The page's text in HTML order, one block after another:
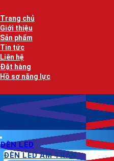
qua
nội
dung
Trang chủ
Giới thiệu
Sản phẩm
Tin tức
Liên hệ
Đặt hàng
Hồ sơ năng lực
ĐÈN LED
ĐÈN LED ÂM TRẦN